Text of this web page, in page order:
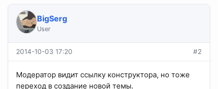
BigSerg
User
2014-10-03 17:20 #2
Модератор видит ссылку конструктора, но тоже
переход в создание новой темы.